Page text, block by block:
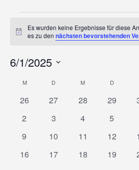
Veranstaltungen
Hinweis
Es wurden keine Ergebnisse für diese
es zu dennächsten bevorstehenden
6/1/2025
wählen.
Kalender
von
MMONTAG D DIENSTAGM MITTWOCH
D
0
26
0
27
0
28
0
29
0
2
0
3
0
4
0
5
0
9
0
10
0
11
0
12
0
0
16
0
17
0
18
0
19